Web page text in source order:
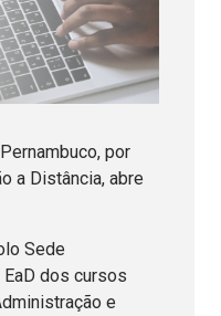
por
a Distância, abre
Sede
dos cursos
e